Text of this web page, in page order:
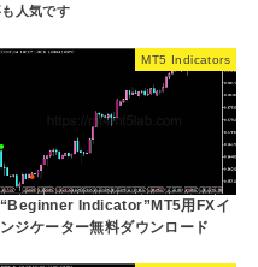
MT5 Indicators
“Beginner Indicator”MT5用FXイ
ンジケーター無料ダウンロード